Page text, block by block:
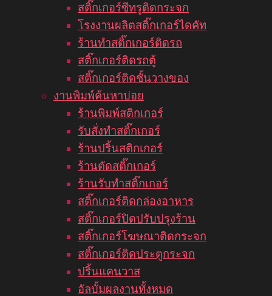
สติ๊กเกอร์ซีทรูติดกระจก
โรงงานผลิตสติ๊กเกอร์ไดคัท
ร้านทำสติ๊กเกอร์ติดรถ
สติ๊กเกอร์ติดรถตู้
สติ๊กเกอร์ติดชั้นวางของ
งานพิมพ์ค้นหาบ่อย
ร้านพิมพ์สติกเกอร์
รับสั่งทำสติ๊กเกอร์
ร้านปริ้นสติกเกอร์
ร้านตัดสติ๊กเกอร์
ร้านรับทำสติ๊กเกอร์
สติ๊กเกอร์ติดกล่องอาหาร
สติ๊กเกอร์ปิดปรับปรุงร้าน
สติ๊กเกอร์โฆษณาติดกระจก
สติ๊กเกอร์ติดประตูกระจก
ปริ้นแคนวาส
อัลบั้มผลงานทั้งหมด